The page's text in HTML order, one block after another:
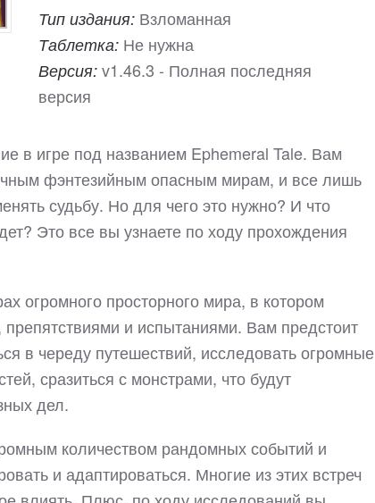
Тип издания: Взломанная
Таблетка: Не нужна
Версия: v1.46.3 - Полная последняя
версия
в игре под названием Ephemeral Tale. Вам
фэнтезийным опасным мирам, и все лишь
судьбу. Но для чего это нужно? И что
Это все вы узнаете по ходу прохождения
огромного просторного мира, в котором
и испытаниями. Вам предстоит
в череду путешествий, исследовать огромные
сразиться с монстрами, что будут
дел.
количеством рандомных событий и
и адаптироваться. Многие из этих встреч